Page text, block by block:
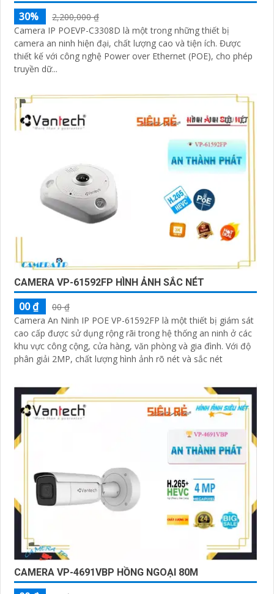
30%
2,200,000 ₫
Camera IP POEVP-C3308D là một trong những thiết bị
camera an ninh hiện đại, chất lượng cao và tiện ích. Được
thiết kế với công nghệ Power over Ethernet (POE), cho phép
truyền dữ...
CAMERA VP-61592FP HÌNH ẢNH SẮC NÉT
00 ₫
00 ₫
Camera An Ninh IP POE VP-61592FP là một thiết bị giám sát
cao cấp được sử dụng rộng rãi trong hệ thống an ninh ở các
khu vực công cộng, cửa hàng, văn phòng và gia đình. Với độ
phân giải 2MP, chất lượng hình ảnh rõ nét và sắc nét
CAMERA VP-4691VBP HỒNG NGOẠI 80M